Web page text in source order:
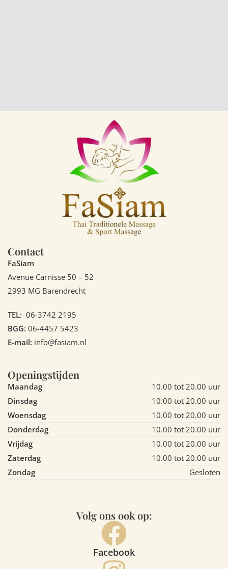
Contact
FaSiam
Avenue Carnisse 50 – 52
2993 MG Barendrecht
TEL: 06-3742 2195
BGG: 06-4457 5423
E-mail: info@fasiam.nl
Openingstijden
Maandag
10.00 tot 20.00 uur
Dinsdag
10.00 tot 20.00 uur
Woensdag
10.00 tot 20.00 uur
Donderdag
10.00 tot 20.00 uur
Vrijdag
10.00 tot 20.00 uur
Zaterdag
10.00 tot 20.00 uur
Zondag
Gesloten
Volg ons ook op:
Facebook